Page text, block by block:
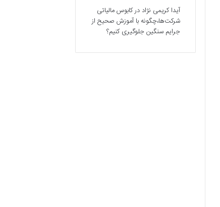
آیدا کریمی نژاد درکابوس مالیاتی
شرکت‌ها،چگونه با آموزش صحیح از
جرایم سنگین جلوگیری کنیم؟